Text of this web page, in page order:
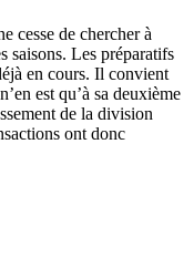
cesse de chercher à
saisons. Les préparatifs
en cours. Il convient
est qu’à sa deuxième
de la division
ont donc